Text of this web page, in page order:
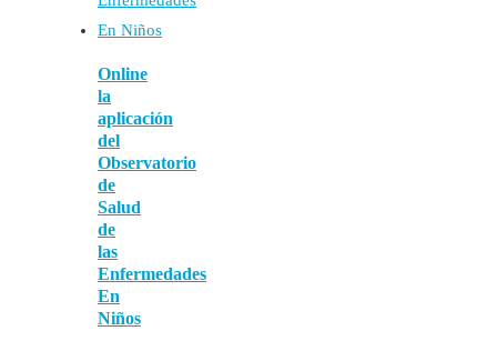
Online
la
aplicación
del
Observatorio
de
Salud
de
las
Enfermedades
En
Niños